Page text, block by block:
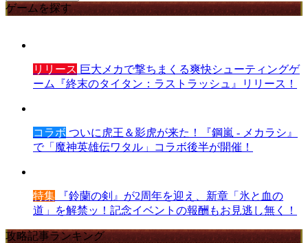
ゲームを探す
リリース 巨大メカで撃ちまくる爽快シューティングゲ
ーム『終末のタイタン：ラストラッシュ』リリース！
コラボ ついに虎王＆影虎が来た！『鋼嵐 - メカラシ』
で「魔神英雄伝ワタル」コラボ後半が開催！
特集 『鈴蘭の剣』が2周年を迎え、新章「氷と血の
道」を解禁ッ！記念イベントの報酬もお見逃し無く！
攻略記事ランキング